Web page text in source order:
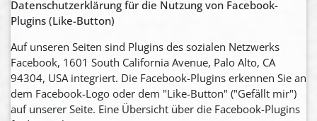
Datenschutzerklärung für die Nutzung von Facebook-
Plugins (Like-Button)
Auf unseren Seiten sind Plugins des sozialen Netzwerks
Facebook, 1601 South California Avenue, Palo Alto, CA
94304, USA integriert. Die Facebook-Plugins erkennen Sie an
dem Facebook-Logo oder dem "Like-Button" ("Gefällt mir")
auf unserer Seite. Eine Übersicht über die Facebook-Plugins